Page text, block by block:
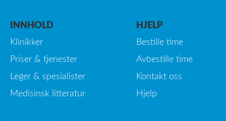
INNHOLD
Klinikker
Priser & tjenester
Leger & spesialister
Medisinsk litteratur
HJELP
Bestille time
Avbestille time
Kontakt oss
Hjelp